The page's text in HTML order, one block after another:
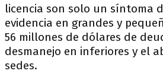
licencia son solo un síntoma
evidencia en grandes y
56 millones de dólares de
desmanejo en inferiores y el
sedes.